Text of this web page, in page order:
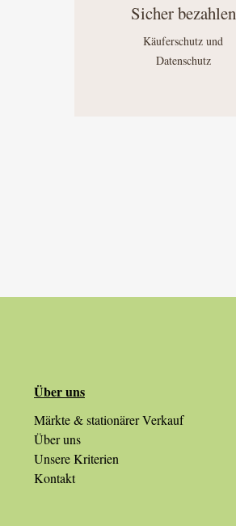
Sicher bezahlen
Käuferschutz und
Datenschutz
Über uns
Märkte & stationärer Verkauf
Über uns
Unsere Kriterien
Kontakt